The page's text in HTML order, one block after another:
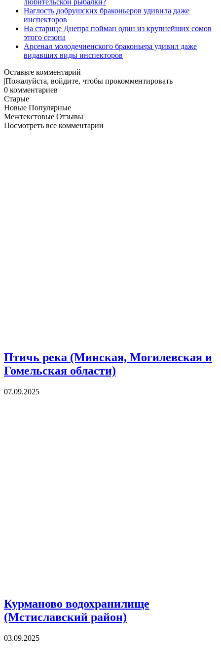
любительской рыбалки?
Наглость добрушских браконьеров удивила даже
инспекторов
На старице Днепра пойман один из крупнейших сомов
этого сезона
Арсенал молодечненского браконьера удивил даже
видавших виды инспекторов
Оставьте комментарий
|Пожалуйста, войдите, чтобы прокомментировать
0 комментариев
Старые
Новые Популярные
Межтекстовые Отзывы
Посмотреть все комментарии
Птичь река (Минская, Могилевская и
Гомельская области)
07.09.2025
Курманово водохранилище
(Мстиславский район)
03.09.2025